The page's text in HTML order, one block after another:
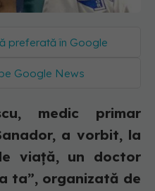
preferată în Google
Google News
medic primar
a vorbit, la
viață, un doctor
ta”, organizată de